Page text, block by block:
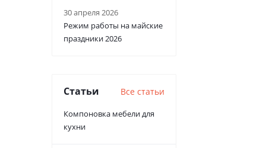
30 апреля 2026
Режим работы на майские
праздники 2026
Статьи Все статьи
Компоновка мебели для
кухни